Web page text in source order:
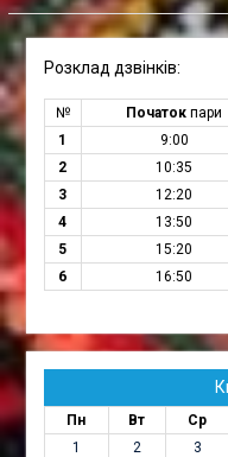
Розклад дзвінків:
№ Початок пари
1
9:00
2
10:35
3
12:20
4
13:50
5
15:20
6
16:50
Пн Вт Ср
1
2 3